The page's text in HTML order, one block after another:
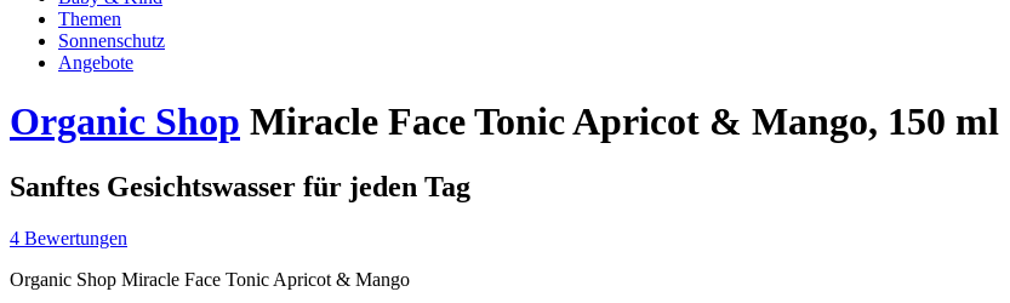
Themen
Sonnenschutz
Angebote
Organic Shop Miracle Face Tonic Apricot & Mango, 150 ml
Sanftes Gesichtswasser für jeden Tag
4 Bewertungen
Organic Shop Miracle Face Tonic Apricot & Mango